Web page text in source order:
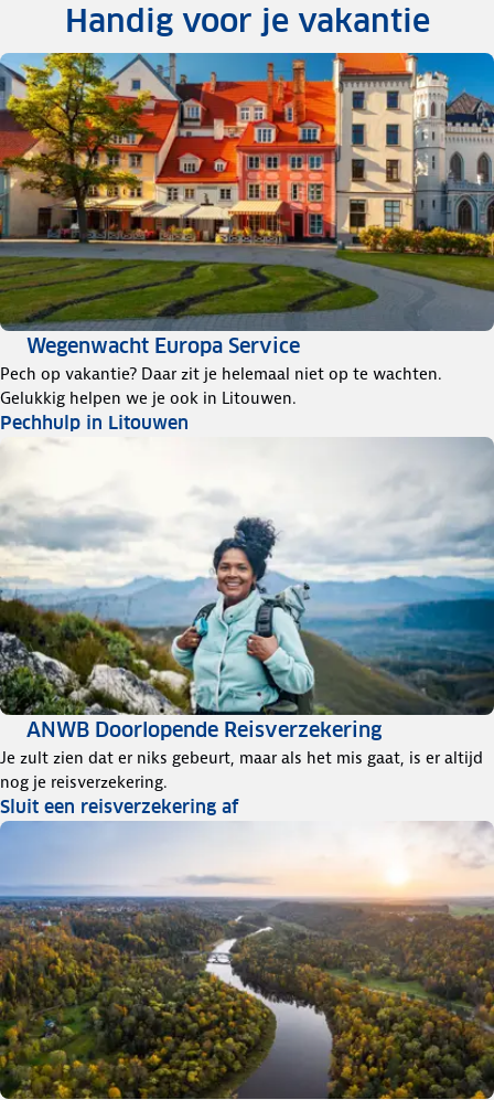
Handig voor je vakantie
Wegenwacht Europa Service
Pech op vakantie? Daar zit je helemaal niet op te wachten.
Gelukkig helpen we je ook in Litouwen.
Pechhulp in Litouwen
ANWB Doorlopende Reisverzekering
Je zult zien dat er niks gebeurt, maar als het mis gaat, is er altijd
nog je reisverzekering.
Sluit een reisverzekering af